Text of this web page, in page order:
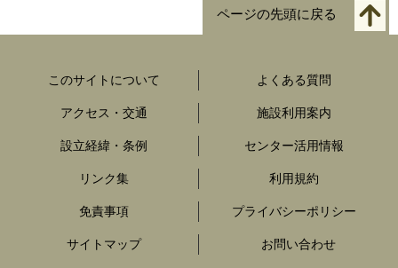
ページの先頭に戻る
このサイトについて よくある質問
アクセス・交通 施設利用案内
設立経緯・条例 センター活用情報
リンク集 利用規約
免責事項 プライバシーポリシー
サイトマップ お問い合わせ